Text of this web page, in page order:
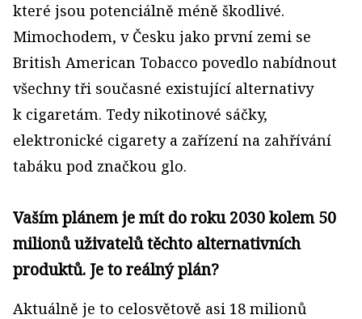
které jsou potenciálně méně škodlivé.
Mimochodem, v Česku jako první zemi se
British American Tobacco povedlo nabídnout
všechny tři současné existující alternativy
k cigaretám. Tedy nikotinové sáčky,
elektronické cigarety a zařízení na zahřívání
tabáku pod značkou glo.
Vaším plánem je mít do roku 2030 kolem 50
milionů uživatelů těchto alternativních
produktů. Je to reálný plán?
Aktuálně je to celosvětově asi 18 milionů